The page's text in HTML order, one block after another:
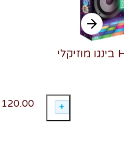
120.00 ₪